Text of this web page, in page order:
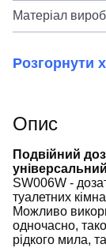
Матеріал
Розгорнути
Опис
Подвійний
SW006W -
туалетних
Можливо
одночасно,
рідкого мила,